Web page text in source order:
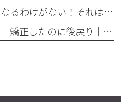
神経を抜いた歯は痛くなるわけがない！それは嘘です
マウスピース矯正失敗｜矯正したのに後戻り｜最近よく聞くけどそれってなんで？